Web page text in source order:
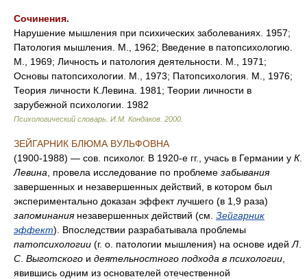
Сочинения.
Нарушение мышления при психических заболеваниях. 1957;
Патология мышления. М., 1962; Введение в патопсихологию.
М., 1969; Личность и патология деятельности. М., 1971;
Основы патопсихологии. М., 1973; Патопсихология. М., 1976;
Теория личности К.Левина. 1981; Теории личности в
зарубежной психологии. 1982
Психологический словарь И.М. Кондаков 2000
ЗЕЙГАРНИК БЛЮМА ВУЛЬФОВНА
(1900-1988) — сов. психолог. В 1920-е гг., учась в Германии у К.
Левина , провела исследование по проблеме забывания
завершенных и незавершенных действий, в котором был
экспериментально доказан эффект лучшего (в 1,9 раза)
запоминания незавершенных действий (см. Зейгарник
эффект). Впоследствии разрабатывала проблемы
патопсихологии (г. о. патологии мышления) на основе идей Л
С Выготского и деятельностного подхода в психологии
явившись одним из основателей отечественной